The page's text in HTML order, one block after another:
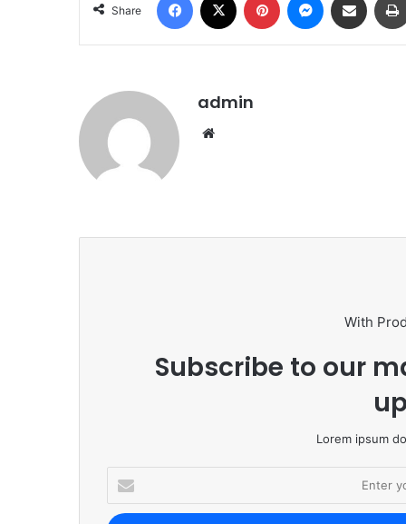
Share
admin
With
Subscribe to our
Lorem ipsum